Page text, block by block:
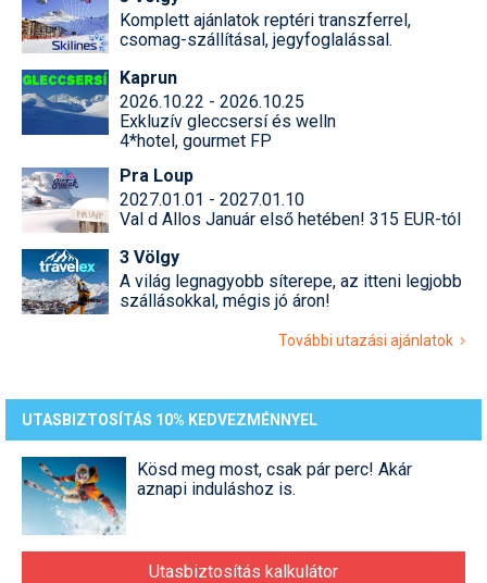
Komplett ajánlatok reptéri transzferrel,
csomag-szállításal, jegyfoglalással.
Kaprun
2026.10.22 - 2026.10.25
Exkluzív gleccsersí és welln
4*hotel, gourmet FP
Pra Loup
2027.01.01 - 2027.01.10
Val d Allos Január első hetében! 315 EUR-tól
3 Völgy
A világ legnagyobb síterepe, az itteni legjobb
szállásokkal, mégis jó áron!
További utazási ajánlatok
UTASBIZTOSÍTÁS 10% KEDVEZMÉNNYEL
Kösd meg most, csak pár perc! Akár
aznapi induláshoz is.
Utasbiztosítás kalkulátor